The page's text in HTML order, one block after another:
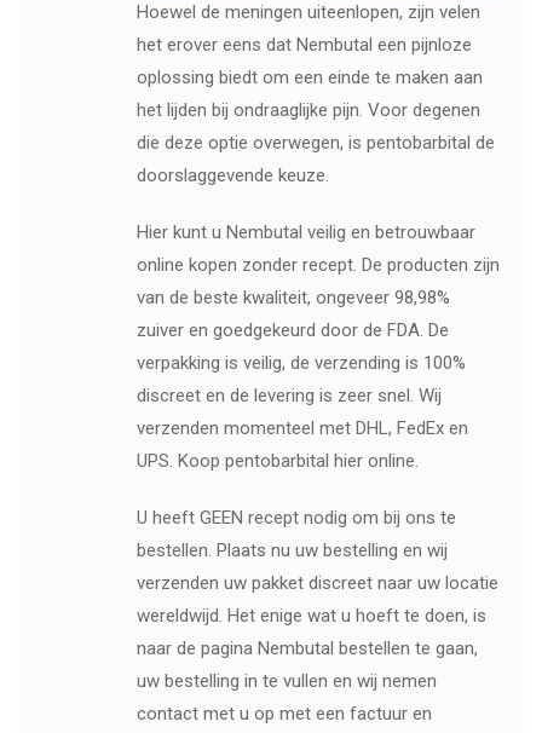
Hoewel de meningen uiteenlopen, zijn velen
het erover eens dat Nembutal een pijnloze
oplossing biedt om een ​​einde te maken aan
het lijden bij ondraaglijke pijn. Voor degenen
die deze optie overwegen, is pentobarbital de
doorslaggevende keuze.
Hier kunt u Nembutal veilig en betrouwbaar
online kopen zonder recept. De producten zijn
van de beste kwaliteit, ongeveer 98,98%
zuiver en goedgekeurd door de FDA. De
verpakking is veilig, de verzending is 100%
discreet en de levering is zeer snel. Wij
verzenden momenteel met DHL, FedEx en
UPS. Koop pentobarbital hier online.
U heeft GEEN recept nodig om bij ons te
bestellen. Plaats nu uw bestelling en wij
verzenden uw pakket discreet naar uw locatie
wereldwijd. Het enige wat u hoeft te doen, is
naar de pagina Nembutal bestellen te gaan,
uw bestelling in te vullen en wij nemen
contact met u op met een factuur en